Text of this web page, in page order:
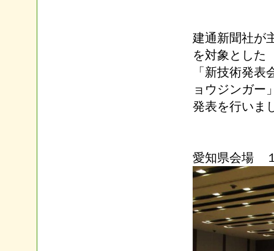
建通新聞社が
を対象とした
「新技術発
ョウジンガー
発表を行いま
愛知県会場